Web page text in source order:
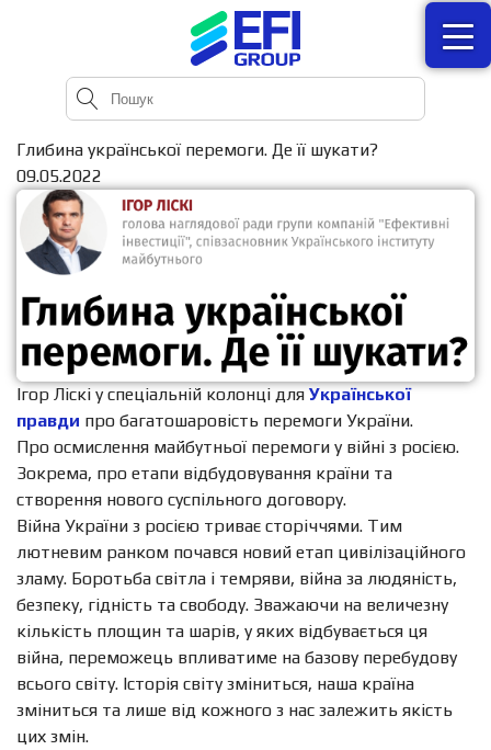
Глибина української перемоги. Де її шукати?
09.05.2022
Ігор Ліскі у спеціальній колонці для Української
правди про багатошаровість перемоги України.
Про осмислення майбутньої перемоги у війні з росією.
Зокрема, про етапи відбудовування країни та
створення нового суспільного договору.
Війна України з росією триває сторіччями. Тим
лютневим ранком почався новий етап цивілізаційного
зламу. Боротьба світла і темряви, війна за людяність,
безпеку, гідність та свободу. Зважаючи на величезну
кількість площин та шарів, у яких відбувається ця
війна, переможець впливатиме на базову перебудову
всього світу. Історія світу зміниться, наша країна
зміниться та лише від кожного з нас залежить якість
цих змін.